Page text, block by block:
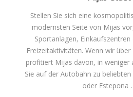
Stellen Sie sich eine
modernsten Seite von Mijas
Sportanlagen,
Freizeitaktivitäten. Wenn wir
profitiert Mijas davon, in weniger
Sie auf der Autobahn zu
oder Estepona